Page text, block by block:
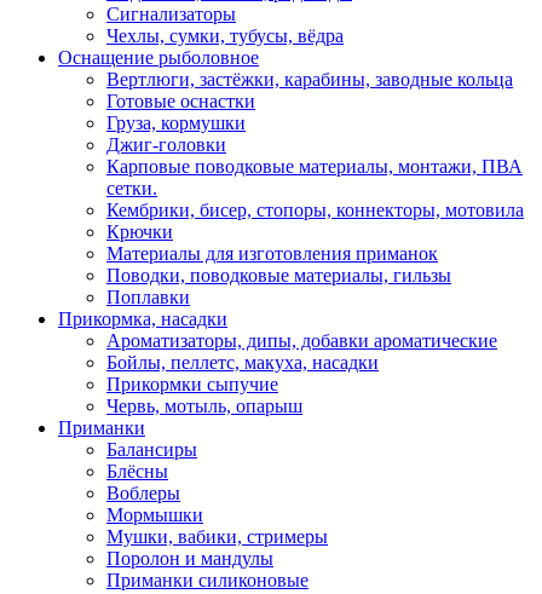
Сигнализаторы
Чехлы, сумки, тубусы, вёдра
Оснащение рыболовное
Вертлюги, застёжки, карабины, заводные кольца
Готовые оснастки
Груза, кормушки
Джиг-головки
Карповые поводковые материалы, монтажи, ПВА
сетки.
Кембрики, бисер, стопоры, коннекторы, мотовила
Крючки
Материалы для изготовления приманок
Поводки, поводковые материалы, гильзы
Поплавки
Прикормка, насадки
Ароматизаторы, дипы, добавки ароматические
Бойлы, пеллетс, макуха, насадки
Прикормки сыпучие
Червь, мотыль, опарыш
Приманки
Балансиры
Блёсны
Воблеры
Мормышки
Мушки, вабики, стримеры
Поролон и мандулы
Приманки силиконовые